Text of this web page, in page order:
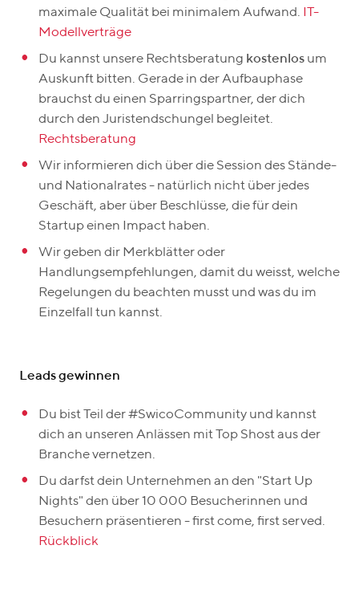
maximale Qualität bei minimalem Aufwand. IT-
Modellverträge
Du kannst unsere Rechtsberatung kostenlosum
Auskunft bitten. Gerade in der Aufbauphase
brauchst du einen Sparringspartner, der dich
durch den Juristendschungel begleitet.
Rechtsberatung
Wir informieren dich über die Session des Stände-
und Nationalrates - natürlich nicht über jedes
Geschäft, aber über Beschlüsse, die für dein
Startup einen Impact haben.
Wir geben dir Merkblätter oder
Handlungsempfehlungen, damit du weisst, welche
Regelungen du beachten musst und was du im
Einzelfall tun kannst.
Leads gewinnen
Du bist Teil der #SwicoCommunity und kannst
dich an unseren Anlässen mit Top Shost aus der
Branche vernetzen.
Du darfst dein Unternehmen an den "Start Up
Nights" den über 10 000 Besucherinnen und
Besuchern präsentieren - first come, first served.
Rückblick